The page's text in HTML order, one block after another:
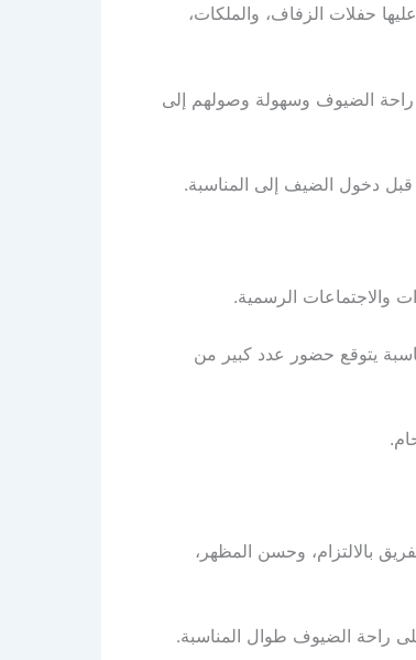
حفلات الزفاف، والملكات،
راحة الضيوف وسهولة وصولهم إلى
دخول الضيف إلى المناسبة.
والاجتماعات الرسمية.
يتوقع حضور عدد كبير من
بالالتزام، وحسن المظهر،
راحة الضيوف طوال المناسبة.